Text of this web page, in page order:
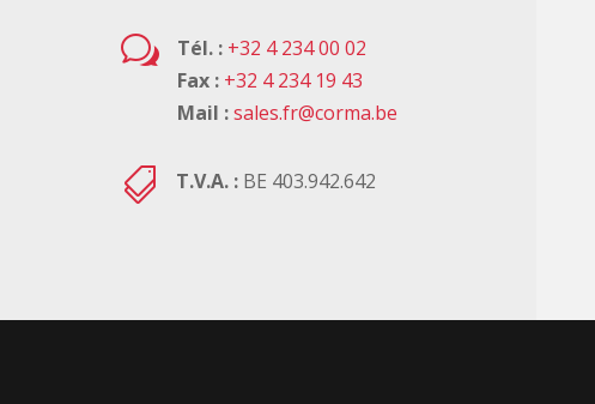
w Tél. : +32 4 234 00 02
Fax : +32 4 234 19 43
Mail :sales.fr@corma.be
 T.V.A. : BE 403.942.642